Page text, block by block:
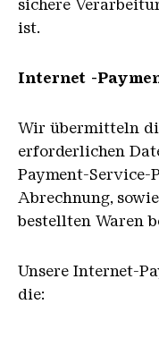
sichere
ist.
Internet -
Wir übermitteln
erforderlichen
Payment-Service-
Abrechnung,
bestellten Waren
Unsere Internet-
die: